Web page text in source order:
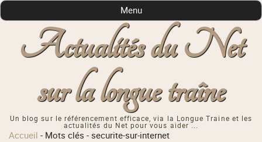
Actualités du Net
sur la longue traîne
Un blog sur le référencement efficace, via la Longue Traine et les
actualités du Net pour vous aider ...
Menu
Accueil - Mots clés -securite-sur-internet